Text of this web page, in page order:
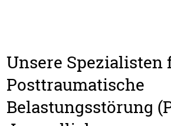
Unsere Spezialisten
Posttraumatische
Belastungsstörung